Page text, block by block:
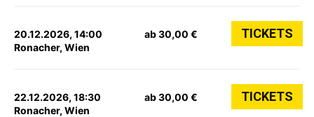
20.12.2026, 14:00
Ronacher, Wien
ab 30,00 € TICKETS
22.12.2026, 18:30
Ronacher, Wien
ab 30,00 € TICKETS